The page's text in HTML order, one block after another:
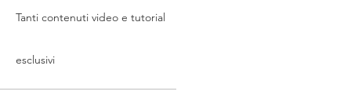
Tanti contenuti video e tutorial
esclusivi